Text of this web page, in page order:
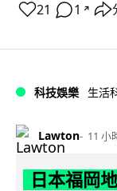
21 1 ↗
科技娛樂 生活
Lawton 11 小
日本福岡